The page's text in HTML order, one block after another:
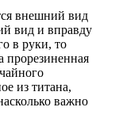
внешний вид
вид и вправду
в руки, то
прорезиненная
из титана,
важно